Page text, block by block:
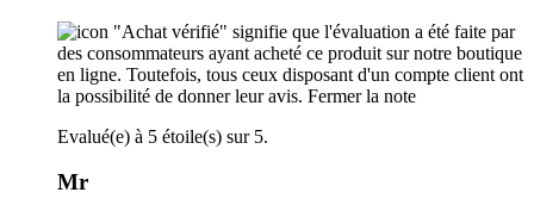
"Achat vérifié" signifie que l'évaluation a été faite par
des consommateurs ayant acheté ce produit sur notre boutique
en ligne. Toutefois, tous ceux disposant d'un compte client ont
la possibilité de donner leur avis. Fermer la note
Evalué(e) à 5 étoile(s) sur 5.
Mr